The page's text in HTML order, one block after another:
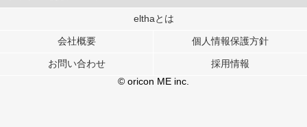
このサイトでは Cookie を使用して、ユーザーに合わせたコンテンツや広告の
行っています。
メディアや広告配信、データ解析の各パートナーに提供しています。
各パートナーは、この情報とユーザーが各パートナーに提供した他の情報や、
ユーザーが各パートナーのサービスを使用したときに収集した他の情報を組み
elthaとは
会社概要 個人情報保護方針
お問い合わせ
採用情報
© oricon ME inc.